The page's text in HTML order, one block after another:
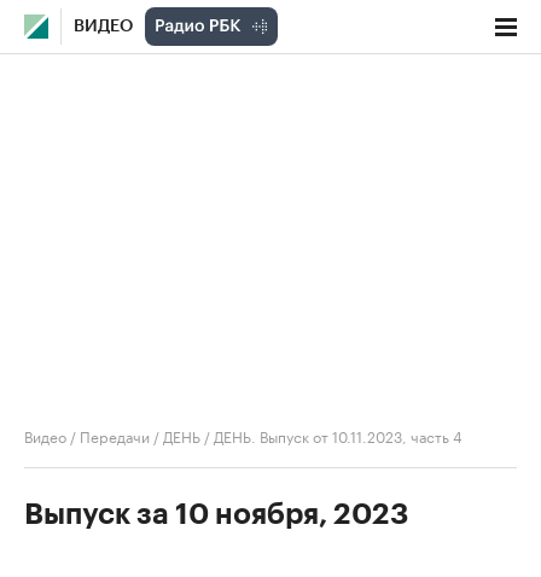
ВИДЕО
Видео / Передачи / ДЕНЬ / ДЕНЬ. Выпуск от 10.11.2023, часть 4
Выпуск за 10 ноября, 2023